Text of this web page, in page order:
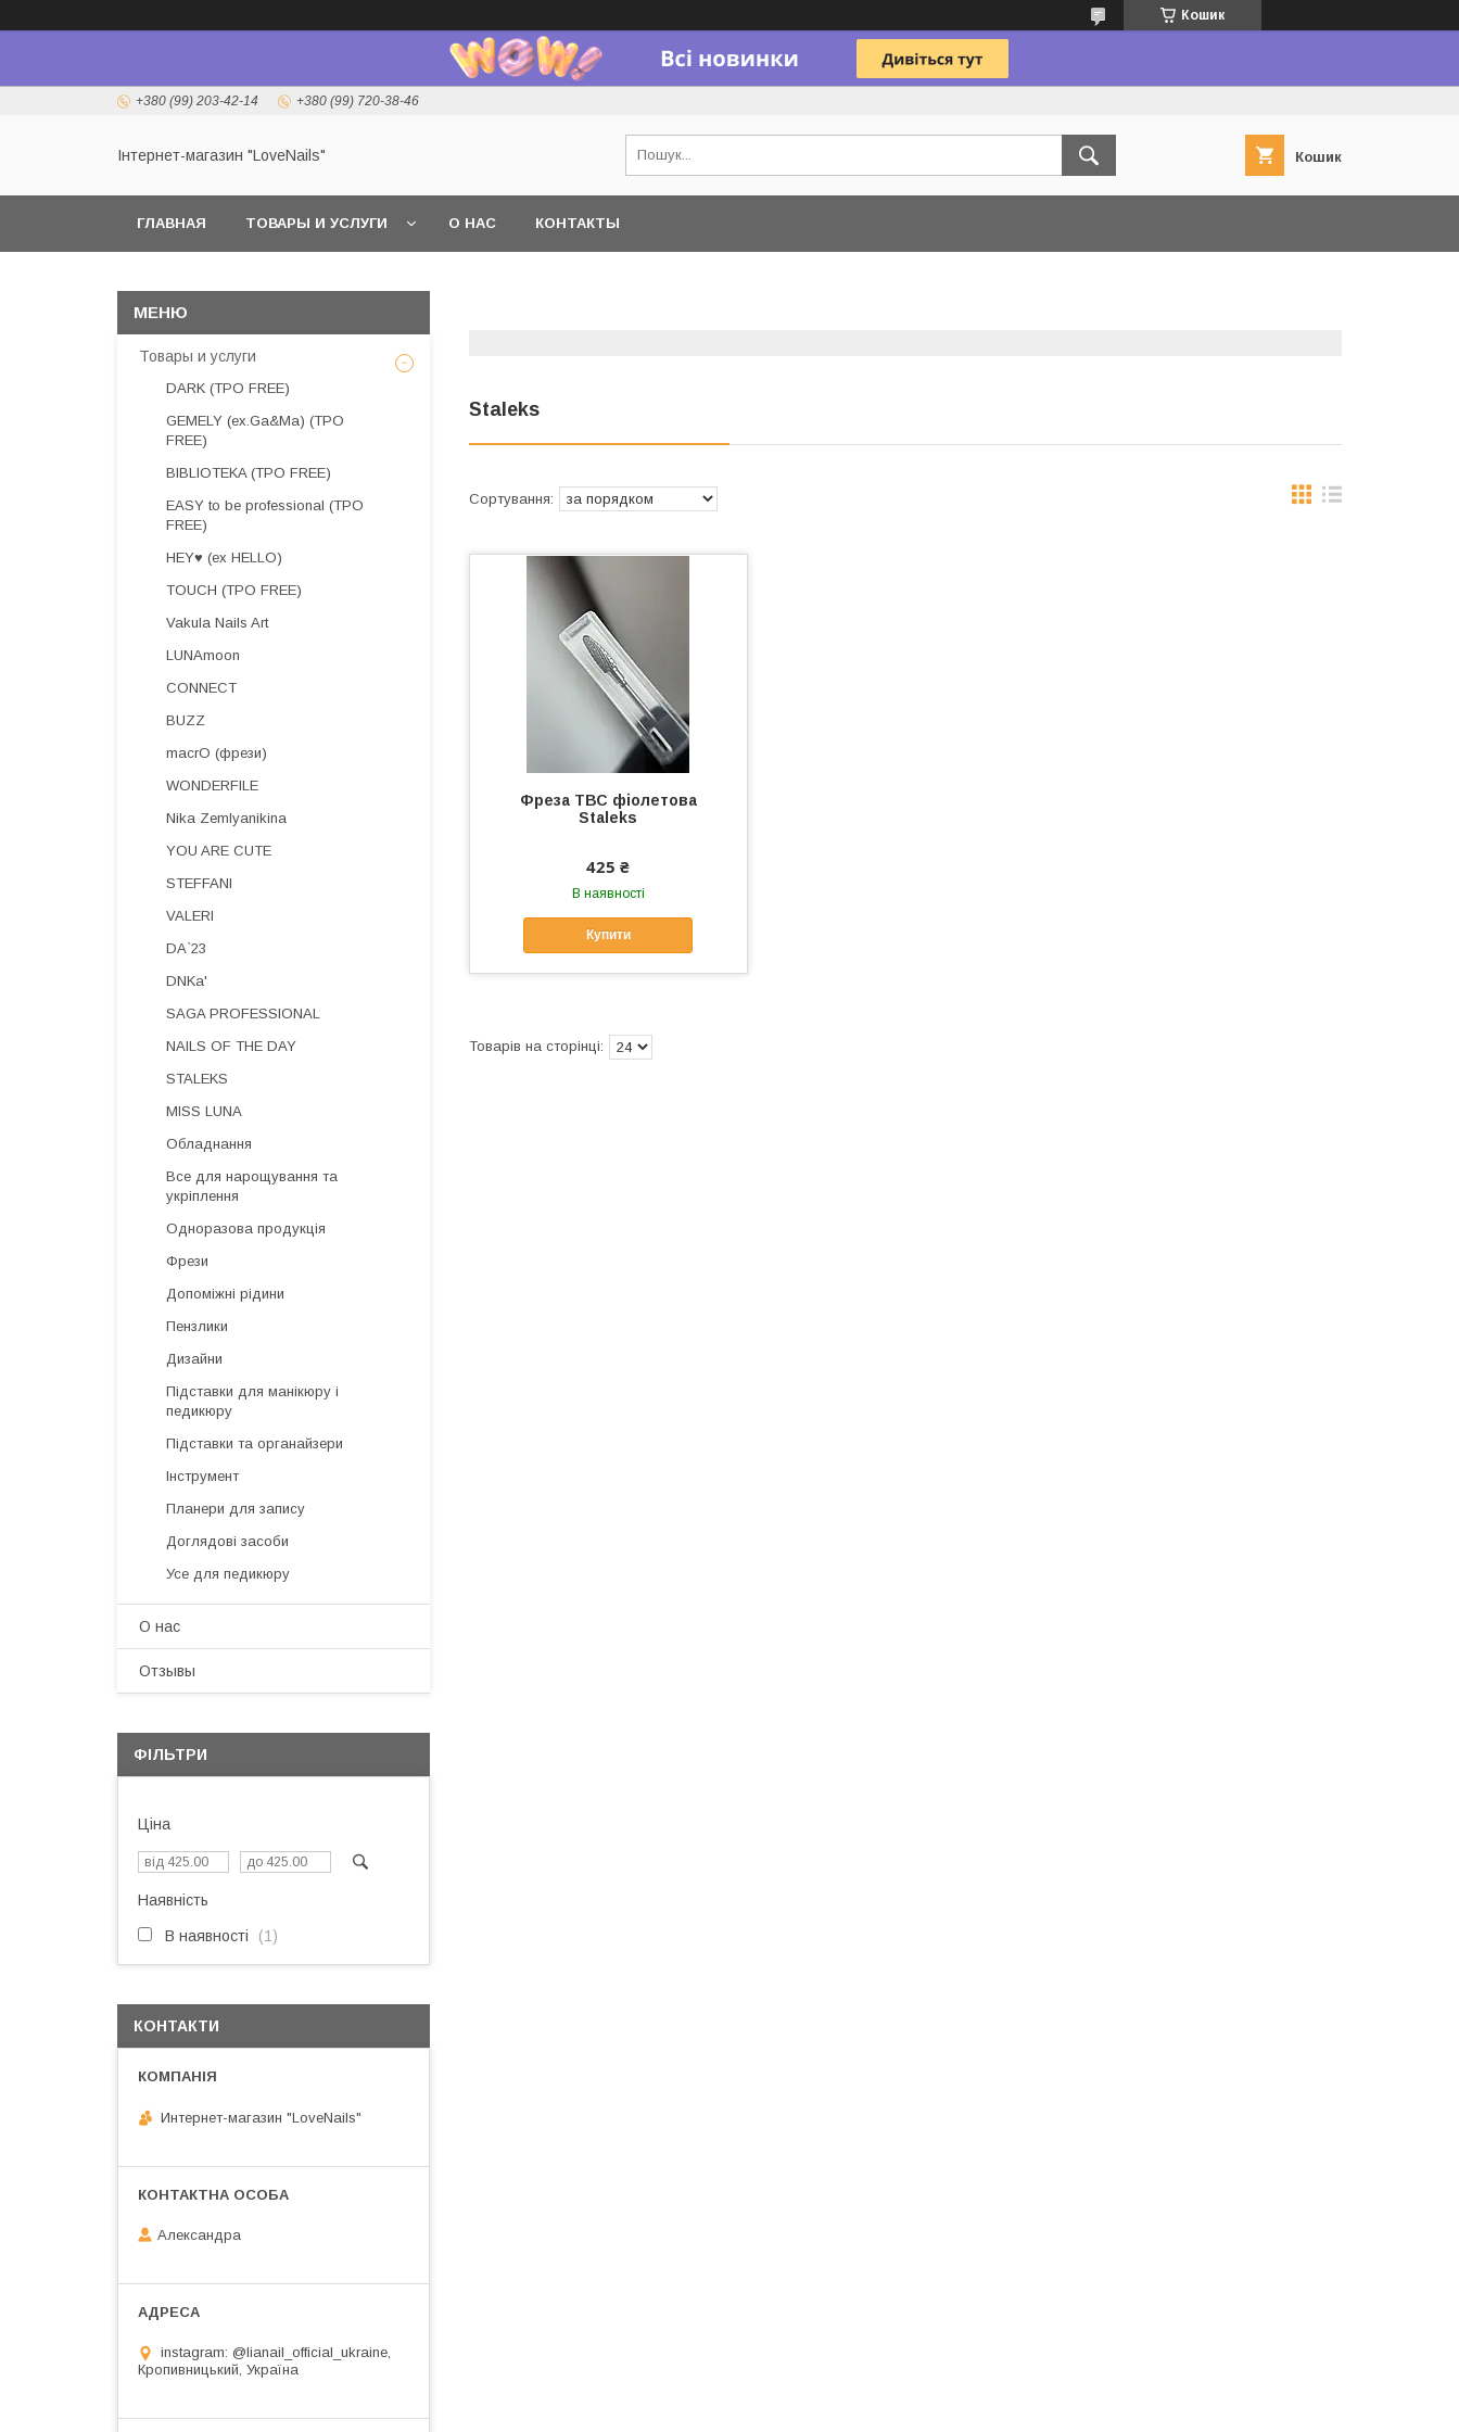
Кошик
+380 (99) 203-42-14 +380 (99) 720-38-46
Інтернет-магазин "LoveNails" Кошик
ГЛАВНАЯ ТОВАРЫ И УСЛУГИ О НАС КОНТАКТЫ
Staleks
Фреза ТВС фіолетова
Staleks
425 ₴
В наявності
Купити
Товары и услуги
DARK (TPO FREE)
GEMELY (ex.Ga&Ma) (TPO
FREE)
BIBLIOTEKA (TPO FREE)
EASY to be professional (TPO
FREE)
HEY♥ (ex HELLO)
TOUCH (TPO FREE)
Vakula Nails Art
LUNAmoon
CONNECT
BUZZ
macrO (фрези)
WONDERFILE
Nika Zemlyanikina
YOU ARE CUTE
STEFFANI
VALERI
DA`23
DNKa'
SAGA PROFESSIONAL
NAILS OF THE DAY
STALEKS
MISS LUNA
Обладнання
Все для нарощування та
укріплення
Одноразова продукція
Фрези
Допоміжні рідини
Пензлики
Дизайни
Підставки для манікюру і
педикюру
Підставки та органайзери
Інструмент
Планери для запису
Доглядові засоби
Усе для педикюру
О нас
Отзывы
ФІЛЬТРИ
Ціна
Наявність
В наявності 1
КОНТАКТИ
Интернет-магазин "LoveNails"
Александра
instagram: @lianail_official_ukraine,
Кропивницький, Україна